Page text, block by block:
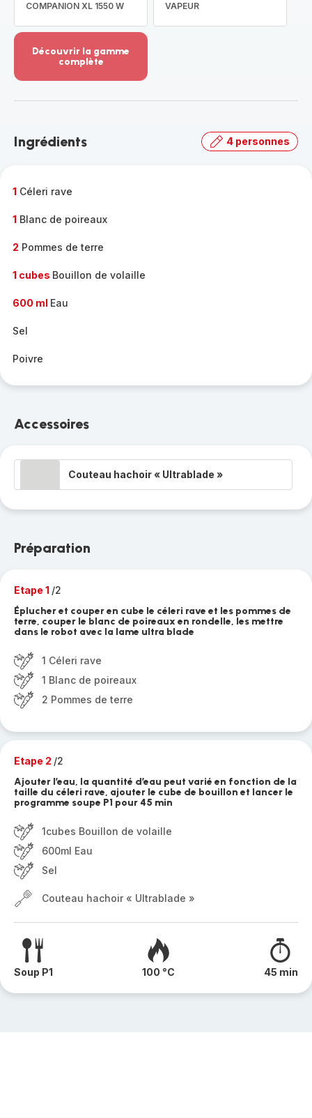
COMPANION XL 1550 W
VAPEUR
Découvrir la gamme
complète
-
gamme
Ingrédients 4 personnes
1 Céleri rave
1 Blanc de poireaux
2 Pommes de terre
1 cubes Bouillon de volaille
600 ml Eau
Sel
Poivre
Accessoires
Couteau hachoir « Ultrablade »
Préparation
Etape 1 /2
Éplucher et couper en cube le céleri rave et les pommes de
terre, couper le blanc de poireaux en rondelle, les mettre
dans le robot avec la lame ultra blade
1 Céleri rave
1 Blanc de poireaux
2 Pommes de terre
Etape 2 /2
Ajouter l’eau, la quantité d’eau peut varié en fonction de la
taille du céleri rave, ajouter le cube de bouillon et lancer le
programme soupe P1 pour 45 min
1cubes Bouillon de volaille
600ml Eau
Sel
Couteau hachoir « Ultrablade »
Soup P1 100 °C 45 min